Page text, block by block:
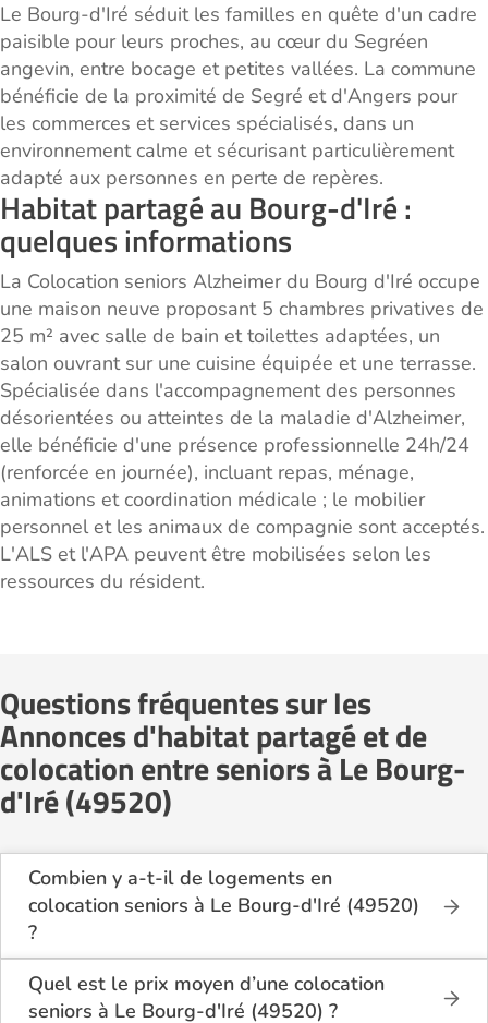
Le Bourg-d'Iré séduit les familles en quête d'un cadre
paisible pour leurs proches, au cœur du Segréen
angevin, entre bocage et petites vallées. La commune
bénéficie de la proximité de Segré et d'Angers pour
les commerces et services spécialisés, dans un
environnement calme et sécurisant particulièrement
adapté aux personnes en perte de repères.
Habitat partagé au Bourg-d'Iré :
quelques informations
La Colocation seniors Alzheimer du Bourg d'Iré occupe
une maison neuve proposant 5 chambres privatives de
25 m² avec salle de bain et toilettes adaptées, un
salon ouvrant sur une cuisine équipée et une terrasse.
Spécialisée dans l'accompagnement des personnes
désorientées ou atteintes de la maladie d'Alzheimer,
elle bénéficie d'une présence professionnelle 24h/24
(renforcée en journée), incluant repas, ménage,
animations et coordination médicale ; le mobilier
personnel et les animaux de compagnie sont acceptés.
L'ALS et l'APA peuvent être mobilisées selon les
ressources du résident.
Questions fréquentes sur les
Annonces d'habitat partagé et de
colocation entre seniors à Le Bourg-
d'Iré (49520)
Combien y a-t-il de logements en
colocation seniors à Le Bourg-d'Iré (49520)
?
Sur Logement-seniors.com, on recense actuellement
1 offres de colocation seniors à Le Bourg-d'Iré
(49520) en 2026. Ces logements se situent dans
Quel est le prix moyen d’une colocation
seniors à Le Bourg-d'Iré (49520) ?